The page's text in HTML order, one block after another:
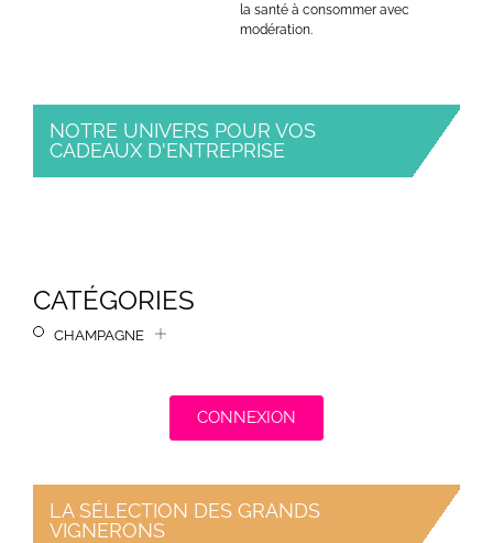
NOTRE UNIVERS POUR VOS
CADEAUX D'ENTREPRISE
la santé à consommer avec
modération.
CATÉGORIES
CHAMPAGNE
CONNEXION
LA SÉLECTION DES GRANDS
VIGNERONS